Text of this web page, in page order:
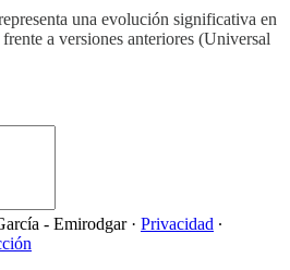
una evolución significativa en
a versiones anteriores (Universal
- Emirodgar· Privacidad ∙